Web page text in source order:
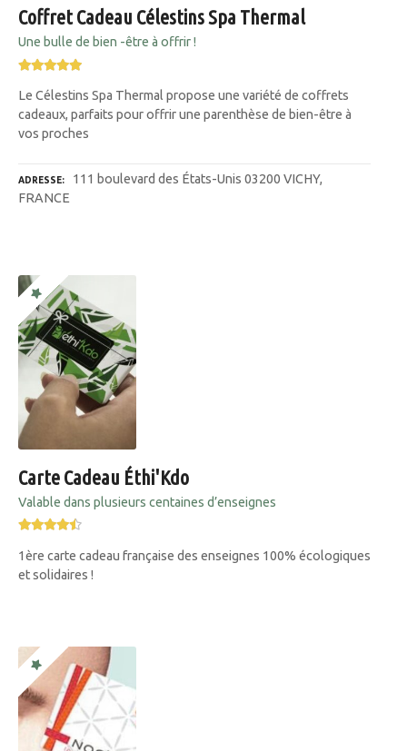
Coffret Cadeau Célestins Spa Thermal
Une bulle de bien -être à offrir !
Le Célestins Spa Thermal propose une variété de coffrets
cadeaux, parfaits pour offrir une parenthèse de bien-être à
vos proches
ADRESSE
111 boulevard des États-Unis 03200 VICHY,
FRANCE
Carte Cadeau Éthi'Kdo
Valable dans plusieurs centaines d’enseignes
1ère carte cadeau française des enseignes 100% écologiques
et solidaires !